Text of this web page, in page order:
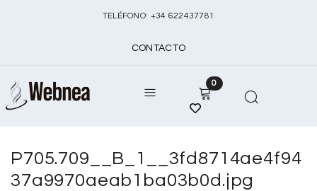
TELÉFONO: +34 622437781
CONTACTO
0
P705.709__B_1__3fd8714ae4f94
37a9970aeab1ba03b0d.jpg